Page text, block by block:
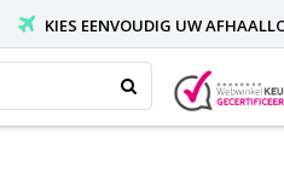
KIES EENVOUDIG UW